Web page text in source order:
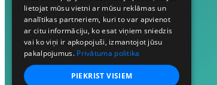
lietojat mūsu vietni ar mūsu reklāmas un
analītikas partneriem, kuri to var apvienot
ar citu informāciju, ko esat viņiem sniedzis
vai ko viņi ir apkopojuši, izmantojot jūsu
pakalpojumus. Privātuma politika
PIEKRIST VISIEM